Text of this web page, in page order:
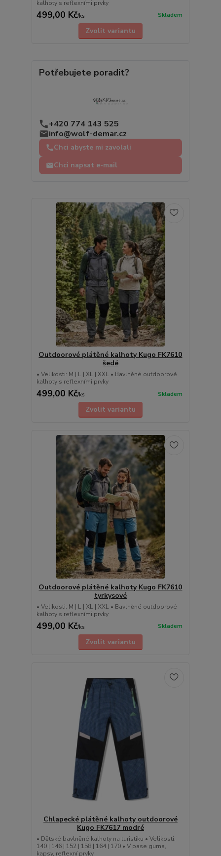
kalhoty s reflexními prvky
499,00 Kč/ks Skladem
Zvolit variantu
Potřebujete poradit?
+420 774 143 525
info@wolf-demar.cz
Chci abyste mi zavolali
Chci napsat e-mail
Outdoorové plátěné kalhoty Kugo FK7610
šedé
• Velikosti: M | L | XL | XXL • Bavlněné outdoorové
kalhoty s reflexními prvky
499,00 Kč/ks Skladem
Zvolit variantu
Outdoorové plátěné kalhoty Kugo FK7610
tyrkysové
• Velikosti: M | L | XL | XXL • Bavlněné outdoorové
kalhoty s reflexními prvky
499,00 Kč/ks Skladem
Zvolit variantu
Chlapecké plátěné kalhoty outdoorové
Kugo FK7617 modré
• Dětské bavlněné kalhoty na turistiku • Velikosti:
140 | 146 | 152 | 158 | 164 | 170 • V pase guma,
kapsy, reflexní prvky